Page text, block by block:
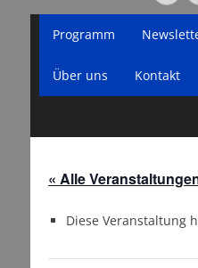
Menü
Inhalt
Programm
Über uns Kontakt
« Alle
Diese Veranstaltung